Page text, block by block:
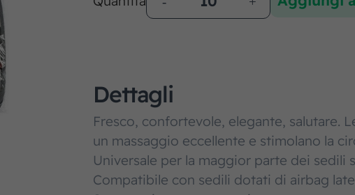
Dettagli
Fresco, confortevole, elegante, salutare.
un massaggio eccellente e stimolano la
Universale per la maggior parte dei sedili
Compatibile con sedili dotati di airbag